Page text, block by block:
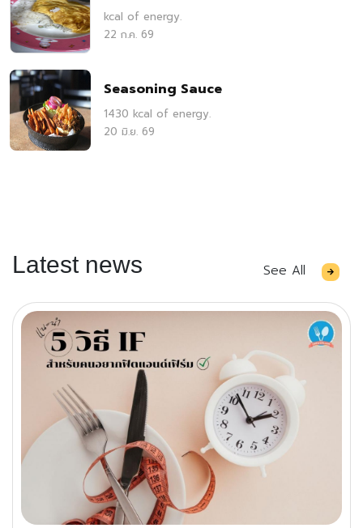
kcal of energy.
22 ก.ค. 69
Seasoning Sauce
1430 kcal of energy.
20 มิ.ย. 69
Latest news See All